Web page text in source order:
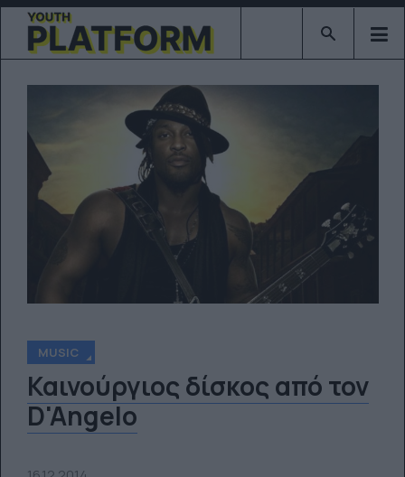
Type 2 or
MUSIC
Καινούργιος δίσκος από τον
D'Angelo